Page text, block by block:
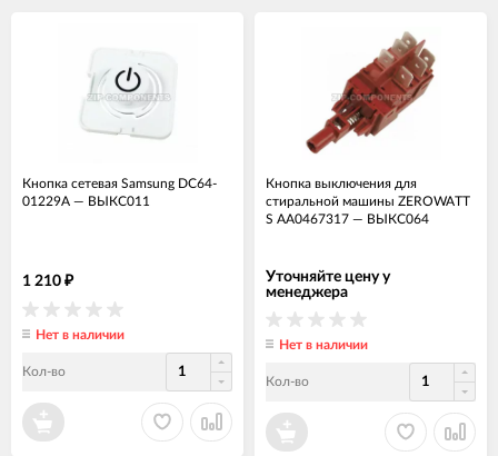
Кнопка сетевая Samsung DC64-
01229A — ВЫКС011
1 210 ₽
Нет в наличии
Кол-во
Кнопка выключения для
стиральной машины ZEROWATT
S AA0467317 — ВЫКС064
Уточняйте цену у
менеджера
Нет в наличии
Кол-во